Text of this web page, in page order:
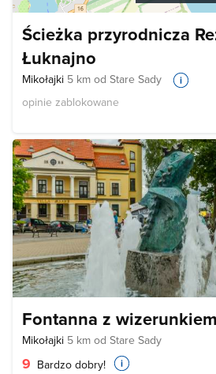
Ścieżka przyrodnicza
Łuknajno
Mikołajki 5 km od Stare Sady
opinie zablokowane
Fontanna z
Mikołajki 5 km od Stare Sady
9 Bardzo dobry!